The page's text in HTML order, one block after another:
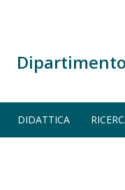
DIDATTICA